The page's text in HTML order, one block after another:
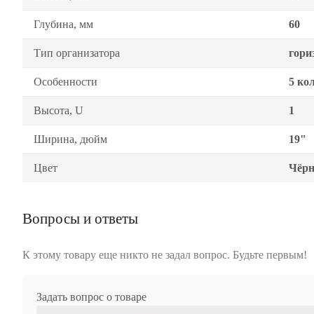
Глубина, мм 60
Тип организатора
Особенности 5
Высота, U 1
Ширина, дюйм 19"
Цвет
Вопросы и ответы
К этому товару еще никто не задал вопрос. Будьте первым!
Задать вопрос о товаре